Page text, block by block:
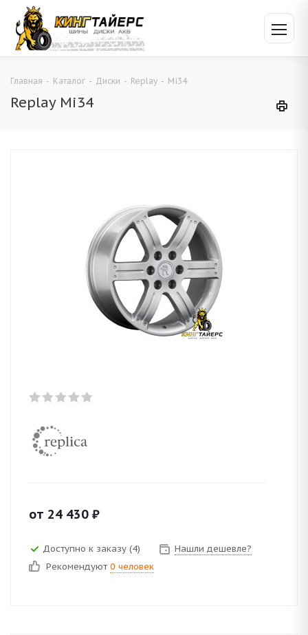
Главная - Каталог - Диски - Replay - Mi34
Replay Mi34
от 24 430 ₽
Доступно к заказу (4)
Нашли дешевле?
Рекомендуют 0 человек